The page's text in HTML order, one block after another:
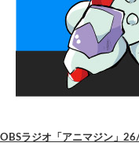
OBSラジオ「アニマジン」